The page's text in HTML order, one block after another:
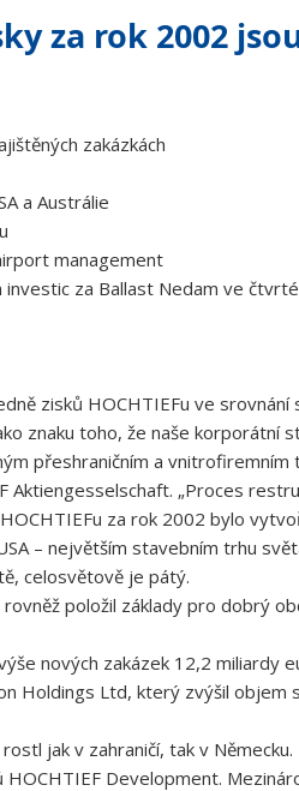
za rok 2002
zakázkách
a Austrálie
management
investic za Ballast Nedam ve
zisků HOCHTIEFu ve
znaku toho, že naše korporátní
přeshraničním a
Aktiengesselschaft. „Proces
za rok 2002 bylo
– největším stavebním trhu
celosvětově je pátý.
rovněž položil základy pro dobrý
nových zakázek 12,2
Holdings Ltd, který zvýšil objem
jak v zahraničí, tak v
Development.